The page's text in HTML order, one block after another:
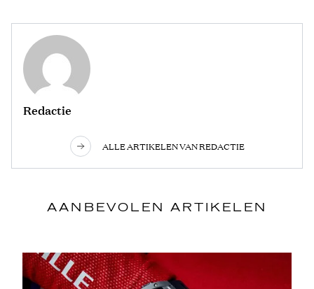
Redactie
ALLE ARTIKELEN VAN REDACTIE
AANBEVOLEN ARTIKELEN